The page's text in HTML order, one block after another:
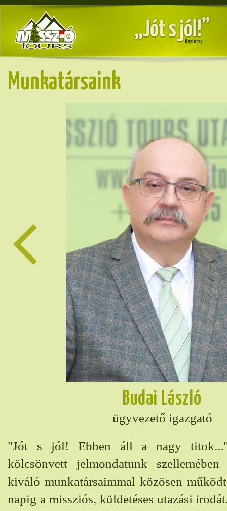
Munkatársaink
Budai László
ügyvezető igazgató
"Jót s jól! Ebben áll a nagy
kölcsönvett jelmondatunk
kiváló munkatársaimmal közösen
napig a missziós, küldetéses utazási